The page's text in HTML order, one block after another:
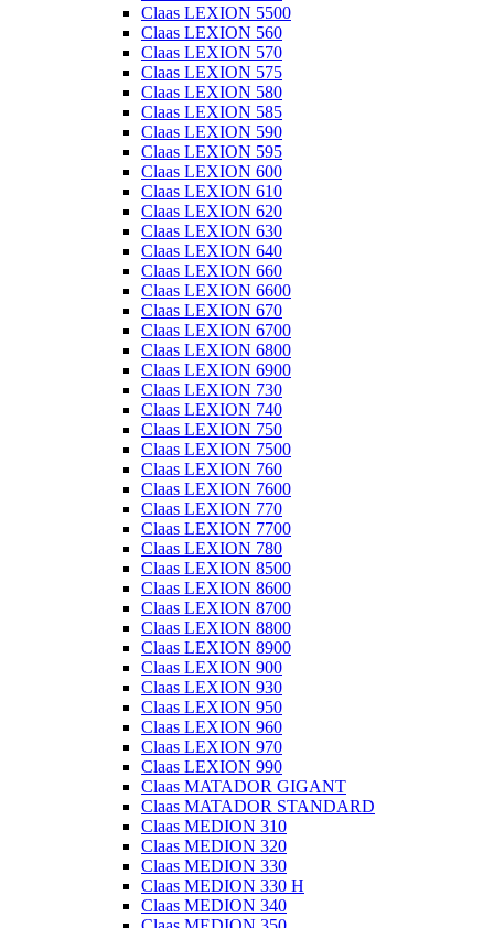
Claas LEXION 5500
Claas LEXION 560
Claas LEXION 570
Claas LEXION 575
Claas LEXION 580
Claas LEXION 585
Claas LEXION 590
Claas LEXION 595
Claas LEXION 600
Claas LEXION 610
Claas LEXION 620
Claas LEXION 630
Claas LEXION 640
Claas LEXION 660
Claas LEXION 6600
Claas LEXION 670
Claas LEXION 6700
Claas LEXION 6800
Claas LEXION 6900
Claas LEXION 730
Claas LEXION 740
Claas LEXION 750
Claas LEXION 7500
Claas LEXION 760
Claas LEXION 7600
Claas LEXION 770
Claas LEXION 7700
Claas LEXION 780
Claas LEXION 8500
Claas LEXION 8600
Claas LEXION 8700
Claas LEXION 8800
Claas LEXION 8900
Claas LEXION 900
Claas LEXION 930
Claas LEXION 950
Claas LEXION 960
Claas LEXION 970
Claas LEXION 990
Claas MATADOR GIGANT
Claas MATADOR STANDARD
Claas MEDION 310
Claas MEDION 320
Claas MEDION 330
Claas MEDION 330 H
Claas MEDION 340